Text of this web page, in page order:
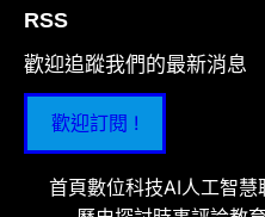
RSS
歡迎追蹤我們的最新消息
歡迎訂閱 !
首頁數位科技AI人工智慧